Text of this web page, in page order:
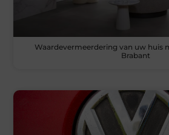
Waardevermeerdering van uw huis
Brabant